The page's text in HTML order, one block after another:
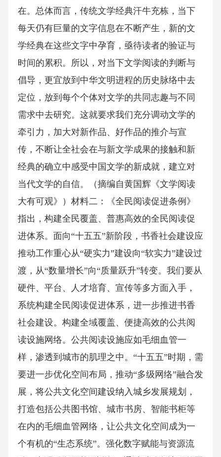
在。总体而言，传统文学经典汗牛充栋，当下
每天仍有巨量的文字信息在不断产生，新的文
学经典在这些文字中孕育，亟待读者的验证与
时间的累积。所以，对当下文学阅读的判断与
倡导，更宜放到中华文明进程的历史脉络中去
定位，放到每个个体对文学的共同志趣与不同
需求中去研究。这就要求我们充分调动文学的
牵引力，加大对新作品、好作品的推介与宣
传，不断让全社会在与新文学成果的接触和新
经典的确立中感受中国文学的新成就，建立对
当代文学的自信。（摘编自黄国辉《文学阅读
大有可观》）材料二：《全民阅读促进条例》
指出，构建全民覆盖、普惠高效的全民阅读促
进体系。面向“十五五”新阶段，书香社会建设应
推动工作重心从“硬实力”建设向“软实力”建设过
渡，从“数量增长”向“质量跃升”转变。我们要从
硬件、平台、人才培育、宣传等多方面入手，
系统构建全民阅读促进体系，进一步推进书香
社会建设。构建全域覆盖、便捷高效的公共阅
读设施网络。公共阅读设施应如毛细血管一
样，渗透到城市的肌理之中。“十五五”时期，需
要进一步优化空间布局，推动“多级网络”融合发
展，将公共文化空间建设纳入城乡发展规划，
打造包括公共图书馆、城市书房、智能书柜等
在内的毛细血管网络，让公共文化空间成为一
个有机的“生态系统”。强化数字赋能与资源流